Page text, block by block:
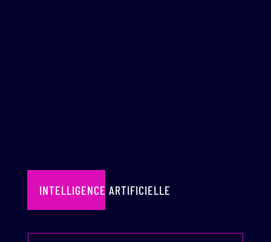
INTELLIGENCE ARTIFICIELLE